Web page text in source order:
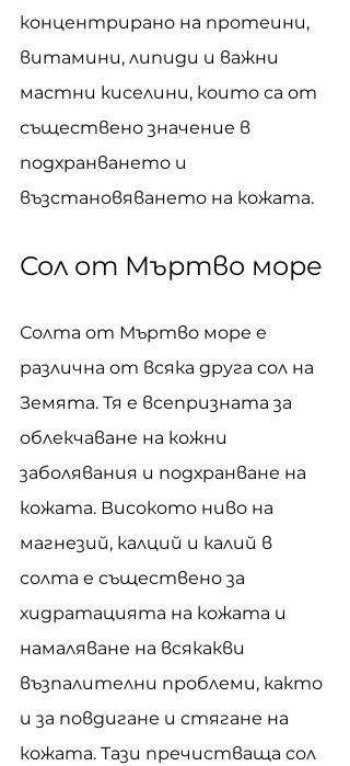
концентрирано на протеини,
витамини, липиди и важни
мастни киселини, които са от
съществено значение в
подхранването и
възстановяването на кожата.
Сол от Мъртво море
Солта от Мъртво море е
различна от всяка друга сол на
Земята. Тя е всепризната за
облекчаване на кожни
заболявания и подхранване на
кожата. Високото ниво на
магнезий, калций и калий в
солта е съществено за
хидратацията на кожата и
намаляване на всякакви
възпалителни проблеми, както
и за повдигане и стягане на
кожата. Тази пречистваща сол